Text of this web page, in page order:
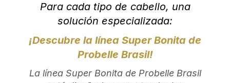
Para cada tipo de cabello, una
solución especializada:
¡Descubre la línea Super Bonita de
Probelle Brasil!
La línea Super Bonita de Probelle Brasil